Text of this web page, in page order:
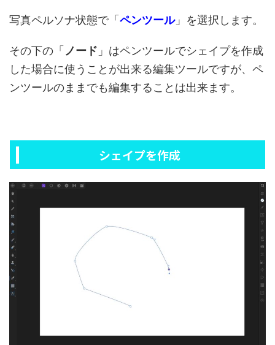
写真ペルソナ状態で「 ペンツール」を選択します。
その下の「 ノード 」はペンツールでシェイプを作成
した場合に使うことが出来る編集ツールですが、ペ
ンツールのままでも編集することは出来ます。
シェイプを作成